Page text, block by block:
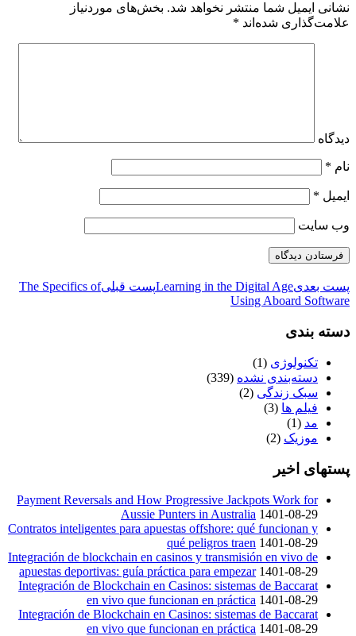
نشانی ایمیل شما منتشر نخواهد شد. بخش‌های موردنیاز
علامت‌گذاری شده‌اند *
دیدگاه
نام *
ایمیل *
وب‌ سایت
پست بعدیLearning in the Digital Ageپست قبلیThe Specifics of
Using Aboard Software
دسته بندی
تکنولوژی (1)
دسته‌بندی نشده (339)
سبک زندگی (2)
فیلم ها (3)
مد (1)
موزیک (2)
پستهای اخیر
Payment Reversals and How Progressive Jackpots Work for
Aussie Punters in Australia 1401-08-29
Contratos inteligentes para apuestas offshore: qué funcionan y
qué peligros traen 1401-08-29
Integración de blockchain en casinos y transmisión en vivo de
apuestas deportivas: guía práctica para empezar 1401-08-29
Integración de Blockchain en Casinos: sistemas de Baccarat
en vivo que funcionan en práctica 1401-08-29
Integración de Blockchain en Casinos: sistemas de Baccarat
en vivo que funcionan en práctica 1401-08-29